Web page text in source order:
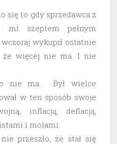
się to gdy sprzedawca z
mi szeptem pełnym
wykupił ostatnie
że więcej nie ma. I nie
nie ma. Był wielce
w ten sposób swoje
inflacją, deflacją,
i molami.
przeszło, że stał się